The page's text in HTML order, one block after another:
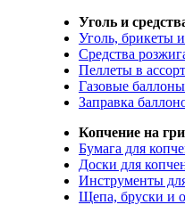
Уголь и
Уголь, брикеты
Средства
Пеллеты в
Газовые
Заправка
Копчение на
Бумага для
Доски для
Инструменты
Щепа, бруски и